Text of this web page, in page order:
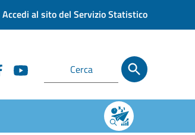
Accedi al sito del Servizio Statistico